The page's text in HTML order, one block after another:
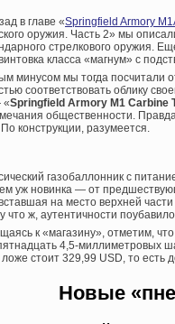
в главе «Springfield Armory
оружия. Часть 2» мы
стрелкового оружия.
класса «магнум» с
минусом мы тогда посчитали
соответствовать облику
«Springfield Armory M1 Carbine
общественности.
конструкции, разумеется.
газобаллонник с
уж новинка — от
на место верхней
что ж, аутентичности
к «магазину», отметим,
4,5-миллиметровых
стоит 329,99 USD, то есть
Новые